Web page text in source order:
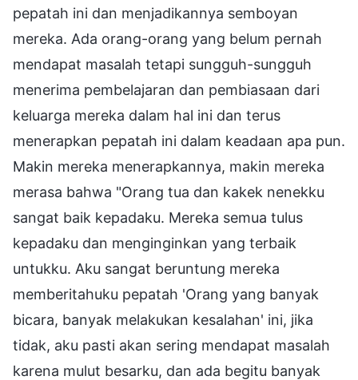
pepatah ini dan menjadikannya semboyan
mereka. Ada orang-orang yang belum pernah
mendapat masalah tetapi sungguh-sungguh
menerima pembelajaran dan pembiasaan dari
keluarga mereka dalam hal ini dan terus
menerapkan pepatah ini dalam keadaan apa pun.
Makin mereka menerapkannya, makin mereka
merasa bahwa "Orang tua dan kakek nenekku
sangat baik kepadaku. Mereka semua tulus
kepadaku dan menginginkan yang terbaik
untukku. Aku sangat beruntung mereka
memberitahuku pepatah 'Orang yang banyak
bicara, banyak melakukan kesalahan' ini, jika
tidak, aku pasti akan sering mendapat masalah
karena mulut besarku, dan ada begitu banyak